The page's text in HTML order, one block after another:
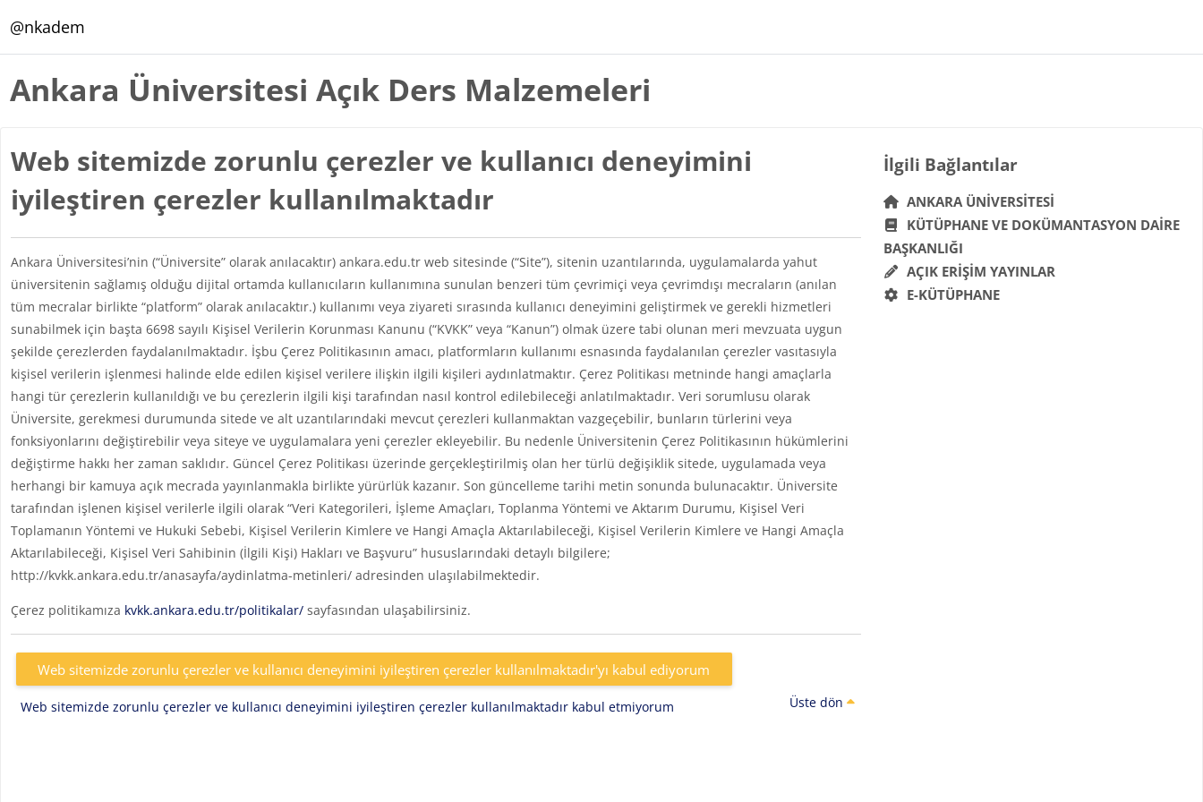
@nkadem
Ankara Üniversitesi Açık Ders Malzemeleri
Web sitemizde zorunlu çerezler ve kullanıcı deneyimini
iyileştiren çerezler kullanılmaktadır
Ankara Üniversitesi’nin (“Üniversite” olarak anılacaktır) ankara.edu.tr web sitesinde (“Site”), sitenin uzantılarında, uygulamalarda yahut
üniversitenin sağlamış olduğu dijital ortamda kullanıcıların kullanımına sunulan benzeri tüm çevrimiçi veya çevrimdışı mecraların (anılan
tüm mecralar birlikte “platform” olarak anılacaktır.) kullanımı veya ziyareti sırasında kullanıcı deneyimini geliştirmek ve gerekli hizmetleri
sunabilmek için başta 6698 sayılı Kişisel Verilerin Korunması Kanunu (“KVKK” veya “Kanun”) olmak üzere tabi olunan meri mevzuata uygun
şekilde çerezlerden faydalanılmaktadır. İşbu Çerez Politikasının amacı, platformların kullanımı esnasında faydalanılan çerezler vasıtasıyla
kişisel verilerin işlenmesi halinde elde edilen kişisel verilere ilişkin ilgili kişileri aydınlatmaktır. Çerez Politikası metninde hangi amaçlarla
hangi tür çerezlerin kullanıldığı ve bu çerezlerin ilgili kişi tarafından nasıl kontrol edilebileceği anlatılmaktadır. Veri sorumlusu olarak
Üniversite, gerekmesi durumunda sitede ve alt uzantılarındaki mevcut çerezleri kullanmaktan vazgeçebilir, bunların türlerini veya
fonksiyonlarını değiştirebilir veya siteye ve uygulamalara yeni çerezler ekleyebilir. Bu nedenle Üniversitenin Çerez Politikasının hükümlerini
değiştirme hakkı her zaman saklıdır. Güncel Çerez Politikası üzerinde gerçekleştirilmiş olan her türlü değişiklik sitede, uygulamada veya
herhangi bir kamuya açık mecrada yayınlanmakla birlikte yürürlük kazanır. Son güncelleme tarihi metin sonunda bulunacaktır. Üniversite
tarafından işlenen kişisel verilerle ilgili olarak “Veri Kategorileri, İşleme Amaçları, Toplanma Yöntemi ve Aktarım Durumu, Kişisel Veri
Toplamanın Yöntemi ve Hukuki Sebebi, Kişisel Verilerin Kimlere ve Hangi Amaçla Aktarılabileceği, Kişisel Verilerin Kimlere ve Hangi Amaçla
Aktarılabileceği, Kişisel Veri Sahibinin (İlgili Kişi) Hakları ve Başvuru” hususlarındaki detaylı bilgilere;
http://kvkk.ankara.edu.tr/anasayfa/aydinlatma-metinleri/ adresinden ulaşılabilmektedir.
Çerez politikamıza kvkk.ankara.edu.tr/politikalar/sayfasından ulaşabilirsiniz.
Web sitemizde zorunlu çerezler ve kullanıcı deneyimini iyileştiren çerezler kullanılmaktadır'yı kabul ediyorum
Web sitemizde zorunlu çerezler ve kullanıcı deneyimini iyileştiren çerezler kullanılmaktadır kabul etmiyorum Üste dön
Bloklar
İlgili Bağlantılar 'yı atla
İlgili Bağlantılar
ANKARA ÜNIVERSITESI
KÜTÜPHANE VE DOKÜMANTASYON DAIRE
BAŞKANLIĞI
AÇIK ERIŞIM YAYINLAR
E-KÜTÜPHANE